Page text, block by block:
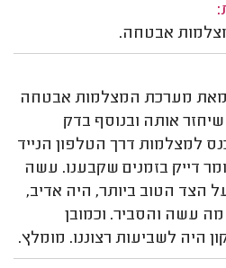
אבטחה.
מערכת המצלמות אבטחה
שיחזר אותה ובנוסף בדק
למצלמות דרך הטלפון הנייד
דייק בזמנים שקבענו. עשה
הצד הטוב ביותר, היה אדיב,
מה עשה והסביר. וכמובן
היה לשביעות רצוננו. מומלץ.